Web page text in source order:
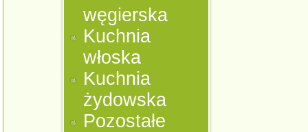
węgierska
Kuchnia
włoska
Kuchnia
żydowska
Pozostałe